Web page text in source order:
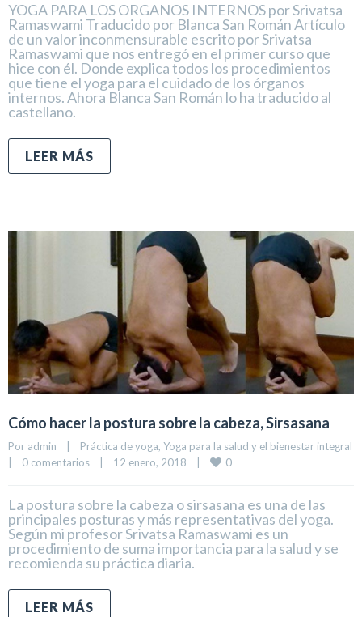
YOGA PARA LOS ORGANOS INTERNOS por Srivatsa
Ramaswami Traducido por Blanca San Román Artículo
de un valor inconmensurable escrito por Srivatsa
Ramaswami que nos entregó en el primer curso que
hice con él. Donde explica todos los procedimientos
que tiene el yoga para el cuidado de los órganos
internos. Ahora Blanca San Román lo ha traducido al
castellano.
LEER MÁS
Cómo hacer la postura sobre la cabeza, Sirsasana
Por admin | Práctica de yoga, Yoga para la salud y el bienestar integral
|
0 comentarios | 12 enero, 2018 | 0
La postura sobre la cabeza o sirsasana es una de las
principales posturas y más representativas del yoga.
Según mi profesor Srivatsa Ramaswami es un
procedimiento de suma importancia para la salud y se
recomienda su práctica diaria.
LEER MÁS